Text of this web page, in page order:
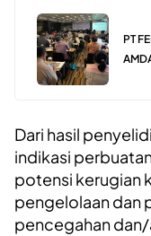
PT
Dari hasil
indikasi
potensi kerugian
pengelolaan dan
pencegahan